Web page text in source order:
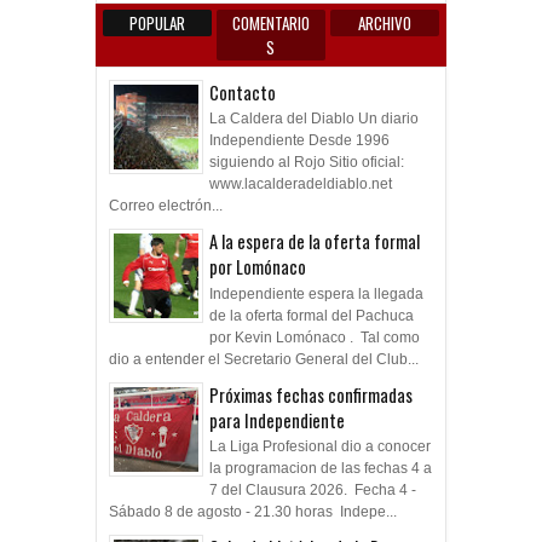
POPULAR
COMENTARIO
S
ARCHIVO
Contacto
La Caldera del Diablo Un diario
Independiente Desde 1996
siguiendo al Rojo Sitio oficial:
www.lacalderadeldiablo.net
Correo electrón...
A la espera de la oferta formal
por Lomónaco
Independiente espera la llegada
de la oferta formal del Pachuca
por Kevin Lomónaco . Tal como
dio a entender el Secretario General del Club...
Próximas fechas confirmadas
para Independiente
La Liga Profesional dio a conocer
la programacion de las fechas 4 a
7 del Clausura 2026. Fecha 4 -
Sábado 8 de agosto - 21.30 horas Indepe...